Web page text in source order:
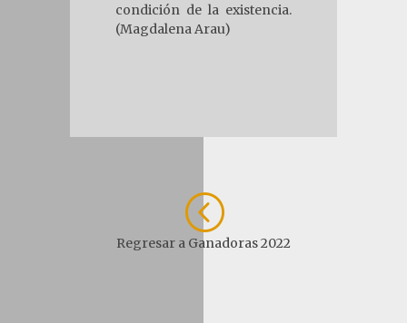
condición de la existencia.
(Magdalena Arau)
<
Regresar a Ganadoras 2022